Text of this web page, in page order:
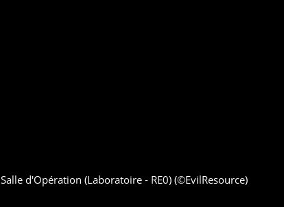
Salle d'Opération (Laboratoire - RE0) (©EvilResource)